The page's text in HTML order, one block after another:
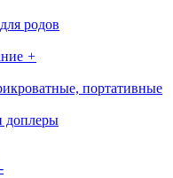
родов
+
портативные
доплеры
-